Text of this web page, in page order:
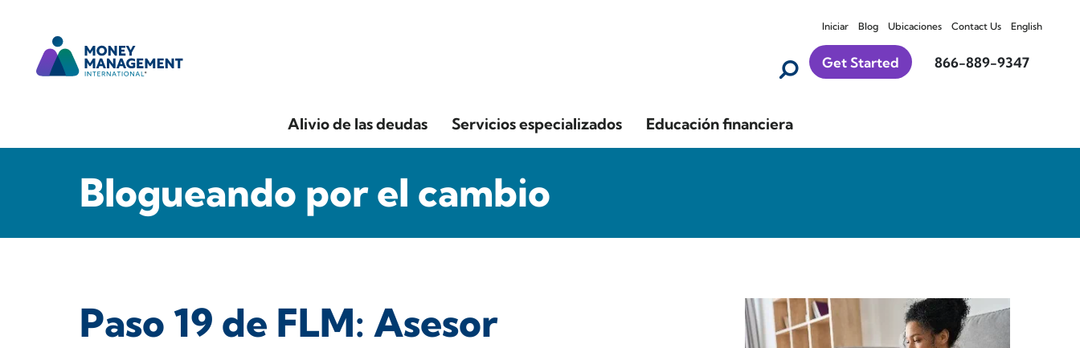
Iniciar Blog Ubicaciones Contact Us English
Get Started 866-889-9347
Alivio de las deudas Servicios especializados Educación financiera
Blogueando por el cambio
Paso 19 de FLM: Asesor